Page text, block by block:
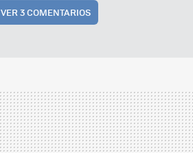
VER3 COMENTARIOS